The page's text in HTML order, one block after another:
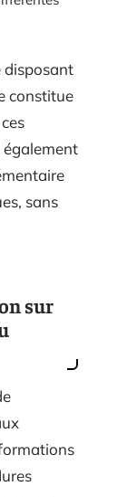
disposant
constitue
également
sans
sur